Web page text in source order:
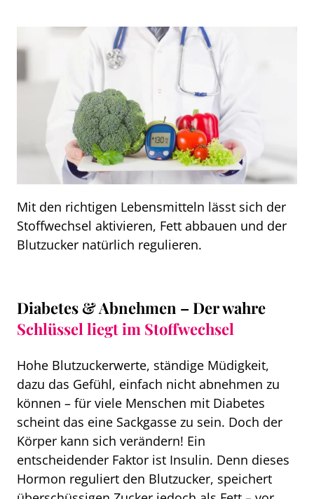
Mit den richtigen Lebensmitteln lässt sich der
Stoffwechsel aktivieren, Fett abbauen und der
Blutzucker natürlich regulieren.
Diabetes & Abnehmen – Derwahre
Schlüssel liegt im Stoffwechsel
Hohe Blutzuckerwerte, ständige Müdigkeit,
dazu das Gefühl, einfach nicht abnehmen zu
können – für viele Menschen mit Diabetes
scheint das eine Sackgasse zu sein. Doch der
Körper kann sich verändern! Ein
entscheidender Faktor ist Insulin. Denn dieses
Hormon reguliert den Blutzucker, speichert